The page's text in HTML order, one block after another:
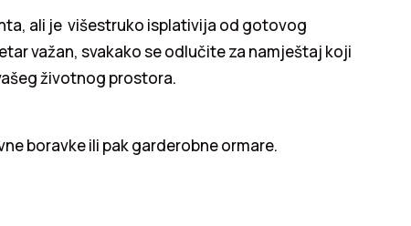
ali je višestruko isplativija od gotovog
važan, svakako se odlučite za namještaj koji
životnog prostora.
boravke ili pak garderobne ormare.